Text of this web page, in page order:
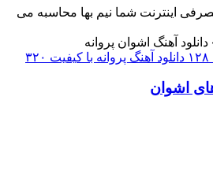
اینترنت شما نیم بها محاسبه می
دانلود آهنگ اشوان پروانه
دانلود آهنگ پروانه با کیفیت ۳۲۰
اشوان